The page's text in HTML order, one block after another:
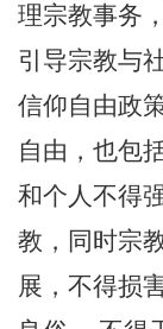
理宗教事务
引导宗教与
信仰自由政
自由，也包
和个人不得
教，同时宗
展，不得损